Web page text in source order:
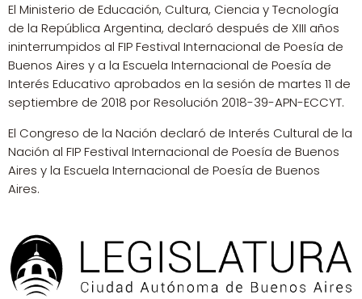
El Ministerio de Educación, Cultura, Ciencia y Tecnología
de la República Argentina, declaró después de XIII años
ininterrumpidos al FIP Festival Internacional de Poesía de
Buenos Aires y a la Escuela Internacional de Poesía de
Interés Educativo aprobados en la sesión de martes 11 de
septiembre de 2018 por Resolución 2018-39-APN-ECCYT.
El Congreso de la Nación declaró de Interés Cultural de la
Nación al FIP Festival Internacional de Poesía de Buenos
Aires y la Escuela Internacional de Poesía de Buenos
Aires.